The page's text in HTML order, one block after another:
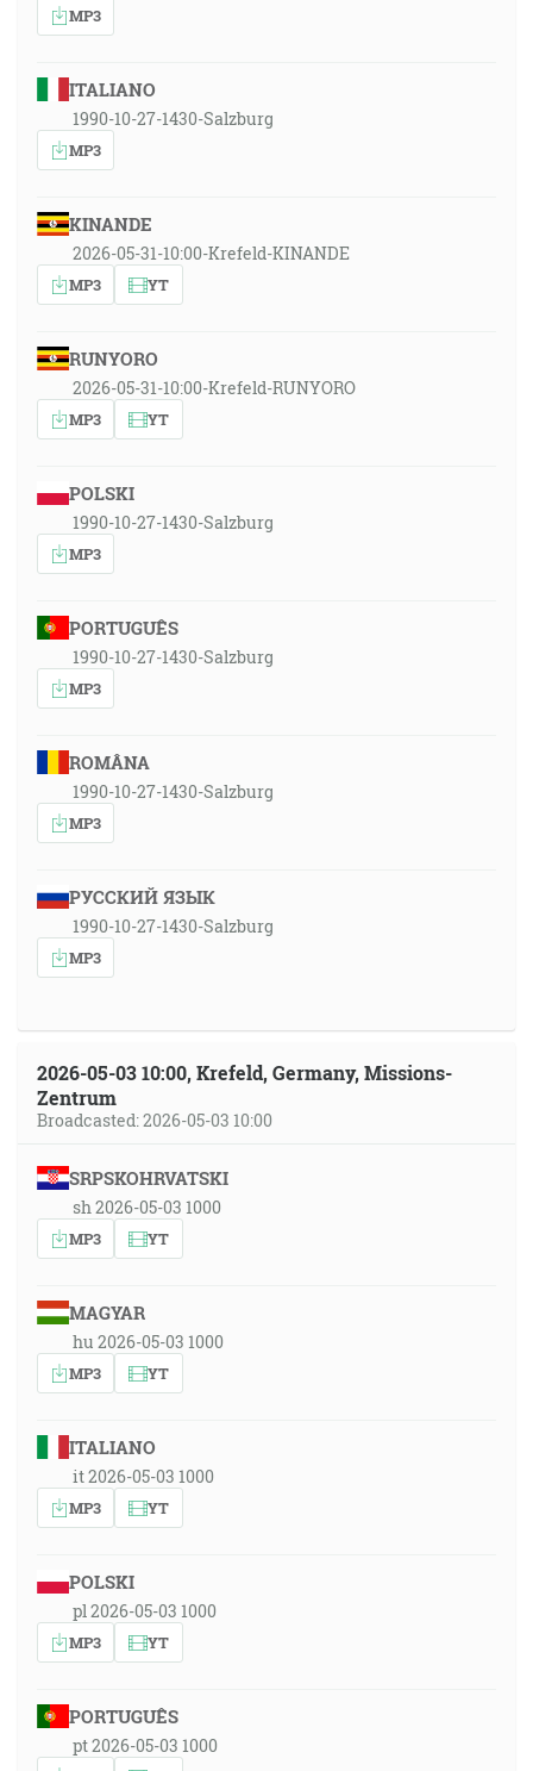
MP3
ITALIANO
1990-10-27-1430-Salzburg
MP3
KINANDE
2026-05-31-10:00-Krefeld-KINANDE
MP3 YT
RUNYORO
2026-05-31-10:00-Krefeld-RUNYORO
MP3 YT
POLSKI
1990-10-27-1430-Salzburg
MP3
PORTUGUÊS
1990-10-27-1430-Salzburg
MP3
ROMÂNA
1990-10-27-1430-Salzburg
MP3
РУССКИЙ ЯЗЫК
1990-10-27-1430-Salzburg
MP3
2026-05-03 10:00, Krefeld, Germany, Missions-
Zentrum
Broadcasted: 2026-05-03 10:00
SRPSKOHRVATSKI
sh 2026-05-03 1000
MP3 YT
MAGYAR
hu 2026-05-03 1000
MP3 YT
ITALIANO
it 2026-05-03 1000
MP3 YT
POLSKI
pl 2026-05-03 1000
MP3 YT
PORTUGUÊS
pt 2026-05-03 1000